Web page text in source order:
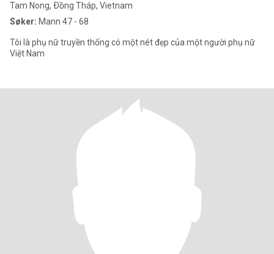
Tam Nong, Ðồng Tháp, Vietnam
Søker: Mann 47 - 68
Tôi là phụ nữ truyền thống có một nét đẹp của một người phụ nữ
Việt Nam